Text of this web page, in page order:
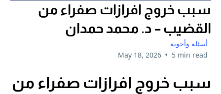
سبب خروج افرازات صفراء من
القضيب – د. محمد حمدان
أسئلة وأجوبة
May 18, 2026 • 5 min read
سبب خروج افرازات صفراء من